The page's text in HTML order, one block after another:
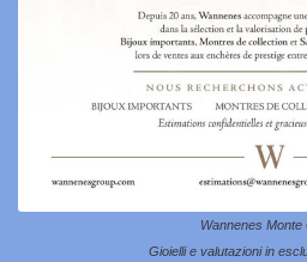
Wannenes Monte
Gioielli e valutazioni in